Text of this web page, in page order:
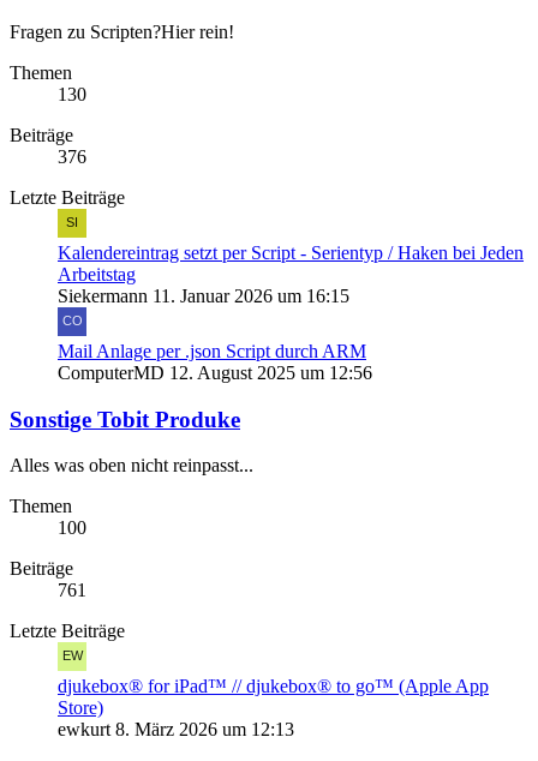
Fragen zu Scripten?Hier rein!
Themen
130
Beiträge
376
Letzte Beiträge
Kalendereintrag setzt per Script - Serientyp / Haken bei Jeden
Arbeitstag
Siekermann 11. Januar 2026 um 16:15
Mail Anlage per .json Script durch ARM
ComputerMD 12. August 2025 um 12:56
Sonstige Tobit Produke
Alles was oben nicht reinpasst...
Themen
100
Beiträge
761
Letzte Beiträge
djukebox® for iPad™ // djukebox® to go™ (Apple App
Store)
ewkurt8. März 2026 um 12:13